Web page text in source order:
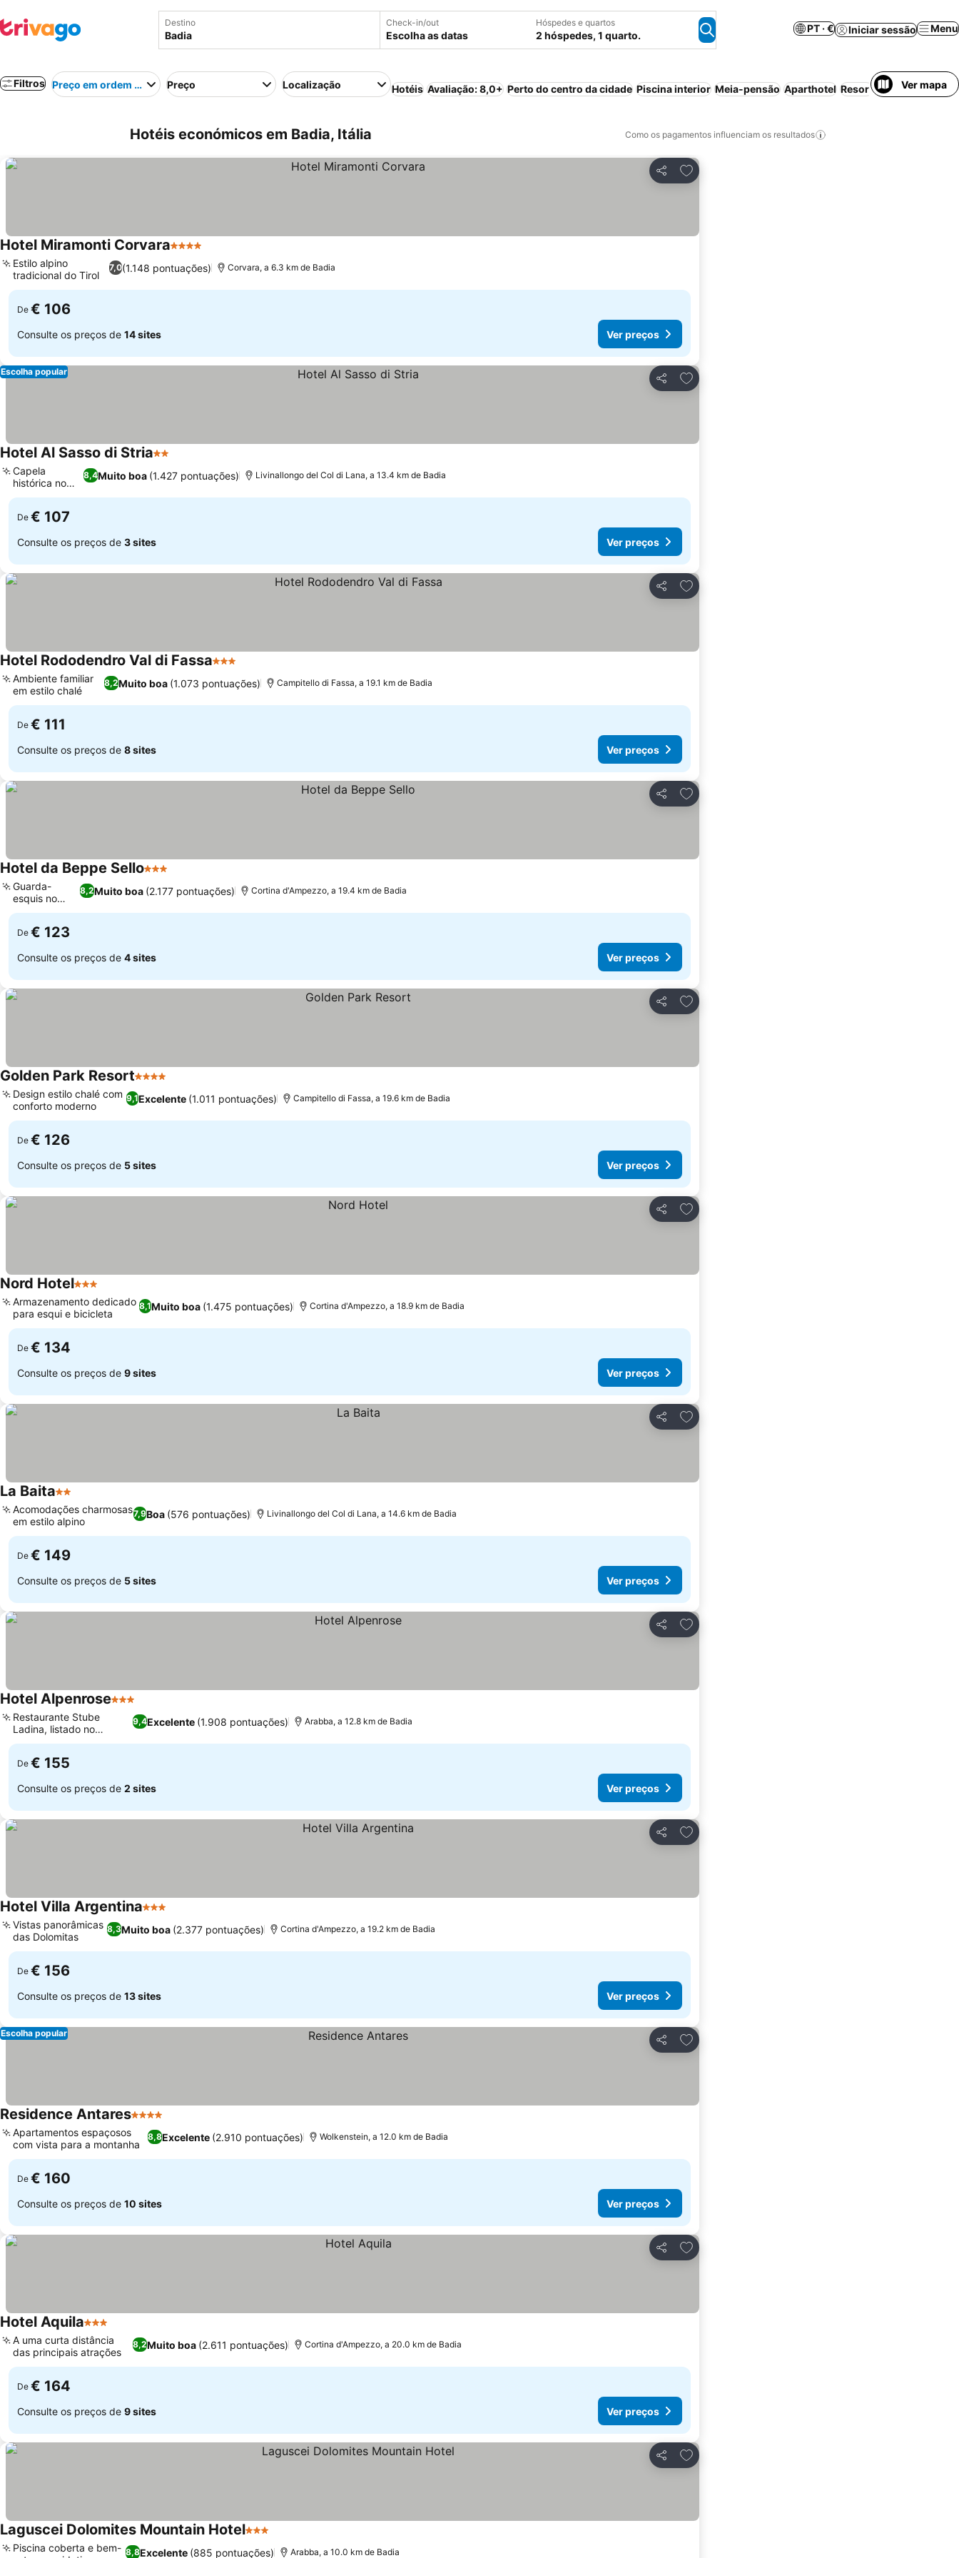
Destino Check-in/out
Escolha as datas
Hóspedes e quartos
2 hóspedes, 1 quarto.
PT · € Iniciar sessão Menu
Filtros Preço em ordem crescentePreço Localização Hotéis Avaliação: 8,0+ Perto do centro da cidade Piscina interior Meia-pensão Aparthotel Resort Estacionamento
Ver mapa
Hotéis económicos em Badia, Itália Como os pagamentos influenciam os resultados
Partilhar
Adicionar aos favoritos
Hotel Miramonti Corvara4 Estrelas
7,0(1.148 pontuações)
Estilo alpino
tradicional do Tirol
Corvara, a 6.3 km de Badia
De € 106
Consulte os preços de 14 sites Ver preços
Partilhar
Adicionar aos favoritos
Escolha popular
Hotel Al Sasso di Stria2 Estrelas
8,4Muito boa (1.427 pontuações)
Capela
histórica no
local
Livinallongo del Col di Lana, a 13.4 km de Badia
De € 107
Consulte os preços de 3 sites Ver preços
Partilhar
Adicionar aos favoritos
Hotel Rododendro Val di Fassa3 Estrelas
8,2Muito boa (1.073 pontuações)
Ambiente familiar
em estilo chalé
Campitello di Fassa, a 19.1 km de Badia
De € 111
Consulte os preços de 8 sites Ver preços
Partilhar
Adicionar aos favoritos
Hotel da Beppe Sello3 Estrelas
8,2Muito boa (2.177 pontuações)
Guarda-
esquis no
local
Cortina d'Ampezzo, a 19.4 km de Badia
De € 123
Consulte os preços de 4 sites Ver preços
Partilhar
Adicionar aos favoritos
Golden Park Resort4 Estrelas
9,1Excelente (1.011 pontuações)
Design estilo chalé com
conforto moderno
Campitello di Fassa, a 19.6 km de Badia
De € 126
Consulte os preços de 5 sites Ver preços
Partilhar
Adicionar aos favoritos
Nord Hotel3 Estrelas
8,1Muito boa (1.475 pontuações)
Armazenamento dedicado
para esqui e bicicleta
Cortina d'Ampezzo, a 18.9 km de Badia
De € 134
Consulte os preços de 9 sites Ver preços
Partilhar
Adicionar aos favoritos
La Baita2 Estrelas
7,9Boa (576 pontuações)
Acomodações charmosas
em estilo alpino
Livinallongo del Col di Lana, a 14.6 km de Badia
De € 149
Consulte os preços de 5 sites Ver preços
Partilhar
Adicionar aos favoritos
Hotel Alpenrose3 Estrelas
9,4Excelente (1.908 pontuações)
Restaurante Stube
Ladina, listado no
Michelin
Arabba, a 12.8 km de Badia
De € 155
Consulte os preços de 2 sites Ver preços
Partilhar
Adicionar aos favoritos
Hotel Villa Argentina3 Estrelas
8,3Muito boa (2.377 pontuações)
Vistas panorâmicas
das Dolomitas
Cortina d'Ampezzo, a 19.2 km de Badia
De € 156
Consulte os preços de 13 sites Ver preços
Partilhar
Adicionar aos favoritos
Escolha popular
Residence Antares4 Estrelas
8,8Excelente (2.910 pontuações)
Apartamentos espaçosos
com vista para a montanha
Wolkenstein, a 12.0 km de Badia
De € 160
Consulte os preços de 10 sites Ver preços
Partilhar
Adicionar aos favoritos
Hotel Aquila3 Estrelas
8,2Muito boa (2.611 pontuações)
A uma curta distância
das principais atrações
Cortina d'Ampezzo, a 20.0 km de Badia
De € 164
Consulte os preços de 9 sites Ver preços
Partilhar
Adicionar aos favoritos
Laguscei Dolomites Mountain Hotel3 Estrelas
8,8Excelente (885 pontuações)
Piscina coberta e bem-
Arabba, a 10.0 km de Badia